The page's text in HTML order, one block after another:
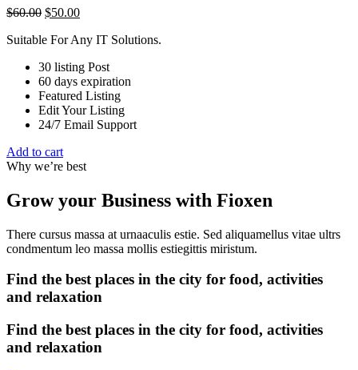
$60.00 $50.00
Suitable For Any IT Solutions.
30 listing Post
60 days expiration
Featured Listing
Edit Your Listing
24/7 Email Support
Add to cart
Why we’re best
Grow your Business with Fioxen
There cursus massa at urnaaculis estie. Sed aliquamellus vitae ultrs
condmentum leo massa mollis estiegittis miristum.
Find the best places in the city for food, activities
and relaxation
Find the best places in the city for food, activities
and relaxation